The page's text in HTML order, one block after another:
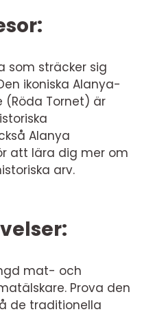
som sträcker sig
ikoniska Alanya-
(Röda Tornet) är
Alanya
att lära dig mer om
arv.
mat- och
Prova den
de traditionella